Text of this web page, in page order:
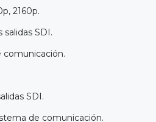
2160p.
SDI.
comunicación.
SDI.
de comunicación.